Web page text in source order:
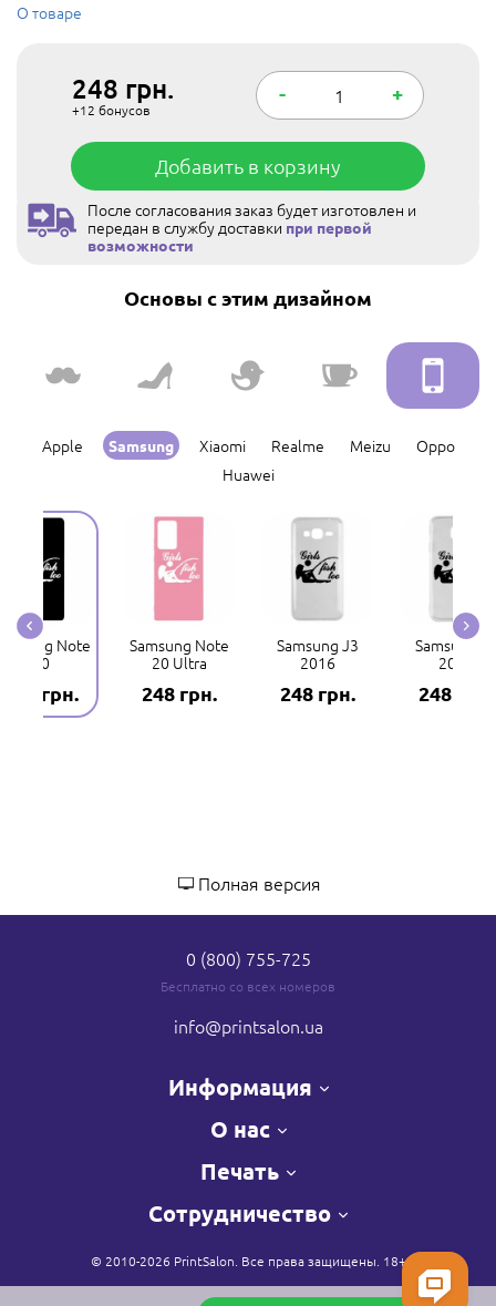
О товаре
248 грн.
+12 бонусов
- +
Добавить в корзину
После согласования заказ будет изготовлен и
передан в службу доставки при первой
возможности
Основы с этим дизайном
Apple Samsung Xiaomi Realme Meizu
Oppo
Huawei
Note
20
248 грн.
Samsung Note
20 Ultra
248 грн.
Samsung J3
2016
248 грн.
Samsung J3
2017
248 грн.
Полная версия
0 (800) 755-725
Бесплатно со всех номеров
info@printsalon.ua
Информация
О нас
Печать
Сотрудничество
© 2010-2026 PrintSalon. Все права защищены. 18+